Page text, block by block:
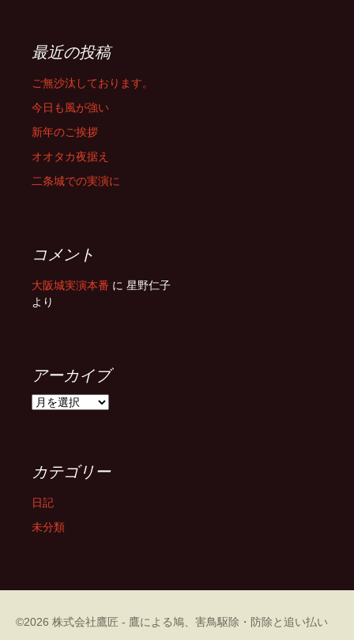
最近の投稿
ご無沙汰しております。
今日も風が強い
新年のご挨拶
オオタカ夜据え
二条城での実演に
コメント
大阪城実演本番 に 星野仁子
より
アーカイブ
ア
ブ
カテゴリー
日記
未分類
©2026 株式会社鷹匠 - 鷹による鳩、害鳥駆除・防除と追い払い